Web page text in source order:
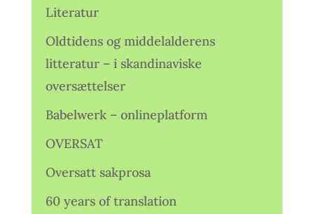
Literatur
Oldtidens og middelalderens
litteratur – i skandinaviske
oversættelser
Babelwerk – onlineplatform
OVERSAT
Oversatt sakprosa
60 years of translation